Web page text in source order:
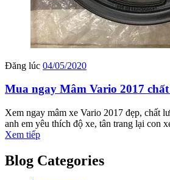
Đăng lúc 04/05/2020
Mua ngay Mâm Vario 2017
Xem ngay mâm xe Vario 2017 đẹp, chất
anh em yêu thích độ xe, tân trang lại con
Xem tiếp
Blog Categories